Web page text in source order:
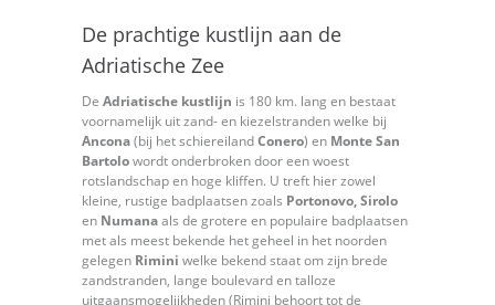
De prachtige kustlijn aan de
Adriatische Zee
De Adriatische kustlijn is 180 km. lang en bestaat
voornamelijk uit zand- en kiezelstranden welke bij
Ancona(bij het schiereilandConero) en Monte San
Bartolowordt onderbroken door een woest
rotslandschap en hoge kliffen. U treft hier zowel
kleine, rustige badplaatsen zoals Portonovo, Sirolo
en Numanaals de grotere en populaire badplaatsen
met als meest bekende het geheel in het noorden
gelegen Rimini welke bekend staat om zijn brede
zandstranden, lange boulevard en talloze
uitgaansmogelijkheden (Rimini behoort tot de